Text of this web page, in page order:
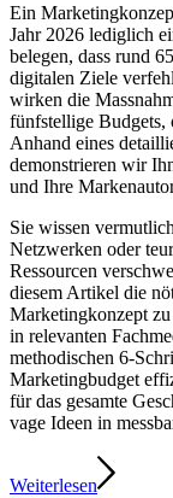
Ein
Jahr 2026 lediglich
belegen, dass rund
digitalen Ziele
wirken die
fünfstellige Budgets,
Anhand eines
demonstrieren wir
und Ihre
Sie wissen
Netzwerken oder
Ressourcen
diesem Artikel die
Marketingkonzept
in relevanten
methodischen 6-
Marketingbudget
für das gesamte
vage Ideen in
Weiterlesen